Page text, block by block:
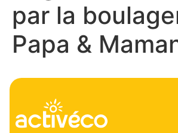
par la
Papa &